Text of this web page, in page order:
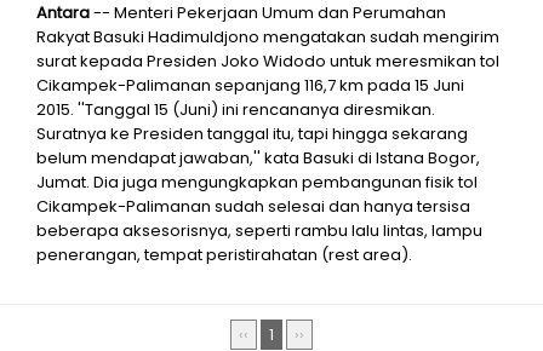
Antara-- Menteri Pekerjaan Umum dan Perumahan
Rakyat Basuki Hadimuldjono mengatakan sudah mengirim
surat kepada Presiden Joko Widodo untuk meresmikan tol
Cikampek-Palimanan sepanjang 116,7 km pada 15 Juni
2015. ''Tanggal 15 (Juni) ini rencananya diresmikan.
Suratnya ke Presiden tanggal itu, tapi hingga sekarang
belum mendapat jawaban,'' kata Basuki di Istana Bogor,
Jumat. Dia juga mengungkapkan pembangunan fisik tol
Cikampek-Palimanan sudah selesai dan hanya tersisa
beberapa aksesorisnya, seperti rambu lalu lintas, lampu
penerangan, tempat peristirahatan (rest area).
‹‹ 1 ››